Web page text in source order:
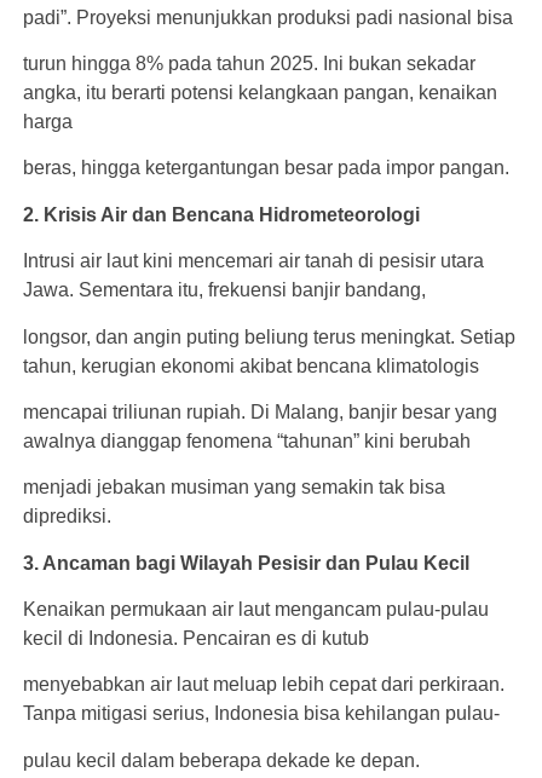
padi”. Proyeksi menunjukkan produksi padi nasional bisa
turun hingga 8% pada tahun 2025. Ini bukan sekadar
angka, itu berarti potensi kelangkaan pangan, kenaikan
harga
beras, hingga ketergantungan besar pada impor pangan.
2. Krisis Air dan Bencana Hidrometeorologi
Intrusi air laut kini mencemari air tanah di pesisir utara
Jawa. Sementara itu, frekuensi banjir bandang,
longsor, dan angin puting beliung terus meningkat. Setiap
tahun, kerugian ekonomi akibat bencana klimatologis
mencapai triliunan rupiah. Di Malang, banjir besar yang
awalnya dianggap fenomena “tahunan” kini berubah
menjadi jebakan musiman yang semakin tak bisa
diprediksi.
3. Ancaman bagi Wilayah Pesisir dan Pulau Kecil
Kenaikan permukaan air laut mengancam pulau-pulau
kecil di Indonesia. Pencairan es di kutub
menyebabkan air laut meluap lebih cepat dari perkiraan.
Tanpa mitigasi serius, Indonesia bisa kehilangan pulau-
pulau kecil dalam beberapa dekade ke depan.